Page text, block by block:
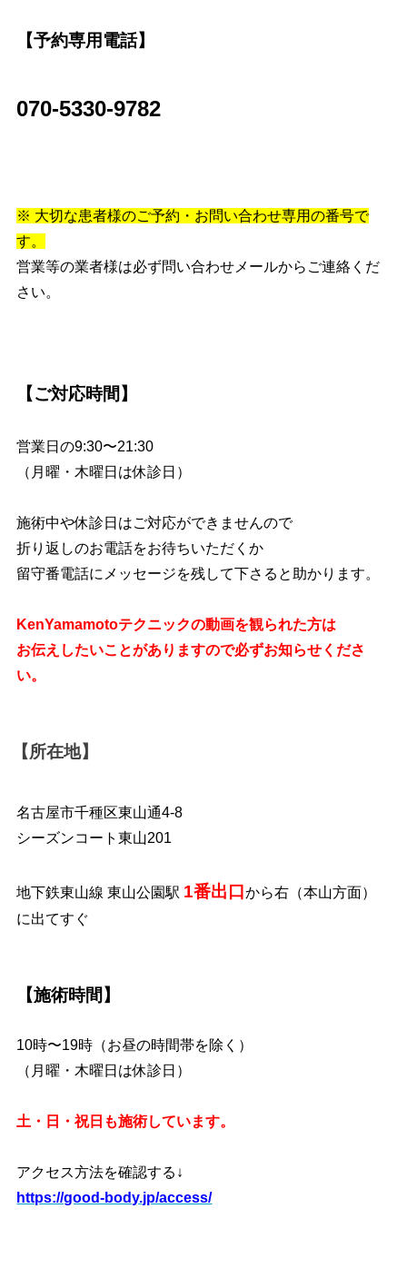
【予約専用電話】
070-5330-9782
※ 大切な患者様のご予約・お問い合わせ専用の番号で
す。
営業等の業者様は必ず問い合わせメールからご連絡くだ
さい。
【ご対応時間】
営業日の9:30〜21:30
（月曜・木曜日は休診日）
施術中や休診日はご対応ができませんので
折り返しのお電話をお待ちいただくか
留守番電話にメッセージを残して下さると助かります。
KenYamamotoテクニックの動画を観られた方は
お伝えしたいことがありますので必ずお知らせくださ
い。
【所在地】
名古屋市千種区東山通4-8
シーズンコート東山201
地下鉄東山線 東山公園駅 1番出口から右（本山方面）
に出てすぐ
【施術時間】
10時〜19時（お昼の時間帯を除く）
（月曜・木曜日は休診日）
土・日・祝日も施術しています。
アクセス方法を確認する↓
https://good-body.jp/access/